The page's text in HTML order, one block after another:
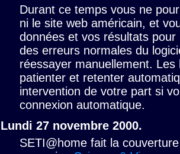
Durant ce temps vous ne
ni le site web américain, et
données et vos résultats
des erreurs normales du
réessayer manuellement.
patienter et retenter
intervention de votre part si
connexion automatique.
Lundi 27 novembre 2000.
SETI@home fait la